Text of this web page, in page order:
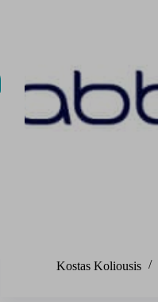
Kostas Koliousis